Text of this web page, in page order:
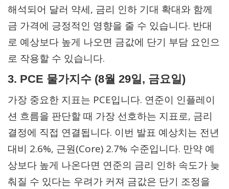
해석되어 달러 약세, 금리 인하 기대 확대와 함께
금 가격에 긍정적인 영향을 줄 수 있습니다. 반대
로 예상보다 높게 나오면 금값에 단기 부담 요인으
로 작용할 수 있습니다.
3. PCE 물가지수 (8월 29일, 금요일)
가장 중요한 지표는 PCE입니다. 연준이 인플레이
션 흐름을 판단할 때 가장 선호하는 지표로, 금리
결정에 직접 연결됩니다. 이번 발표 예상치는 전년
대비 2.6%, 근원(Core) 2.7% 수준입니다. 만약 예
상보다 높게 나온다면 연준의 금리 인하 속도가 늦
춰질 수 있다는 우려가 커져 금값은 단기 조정을